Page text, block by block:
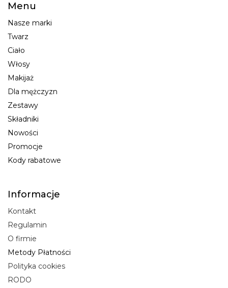
Menu
Nasze marki
Twarz
Ciało
Włosy
Makijaż
Dla mężczyzn
Zestawy
Składniki
Nowości
Promocje
Kody rabatowe
Informacje
Kontakt
Regulamin
O firmie
Metody Płatności
Polityka cookies
RODO